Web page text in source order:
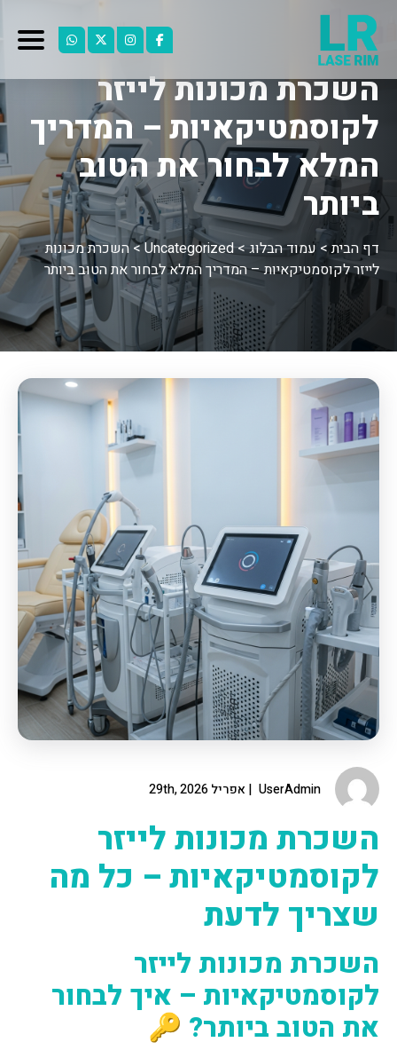
השכרת מכונות לייזר
לקוסמטיקאיות – המדריך
המלא לבחור את הטוב
ביותר
דף הבית> עמוד הבלוג>
Uncategorized
>השכרת מכונות
לייזר לקוסמטיקאיות – המדריך המלא לבחור את הטוב ביותר
UserAdmin אפריל 29th, 2026
השכרת מכונות לייזר
לקוסמטיקאיות – כל מה
שצריך לדעת
השכרת מכונות לייזר
לקוסמטיקאיות – איך לבחור
את הטוב ביותר? 🔑